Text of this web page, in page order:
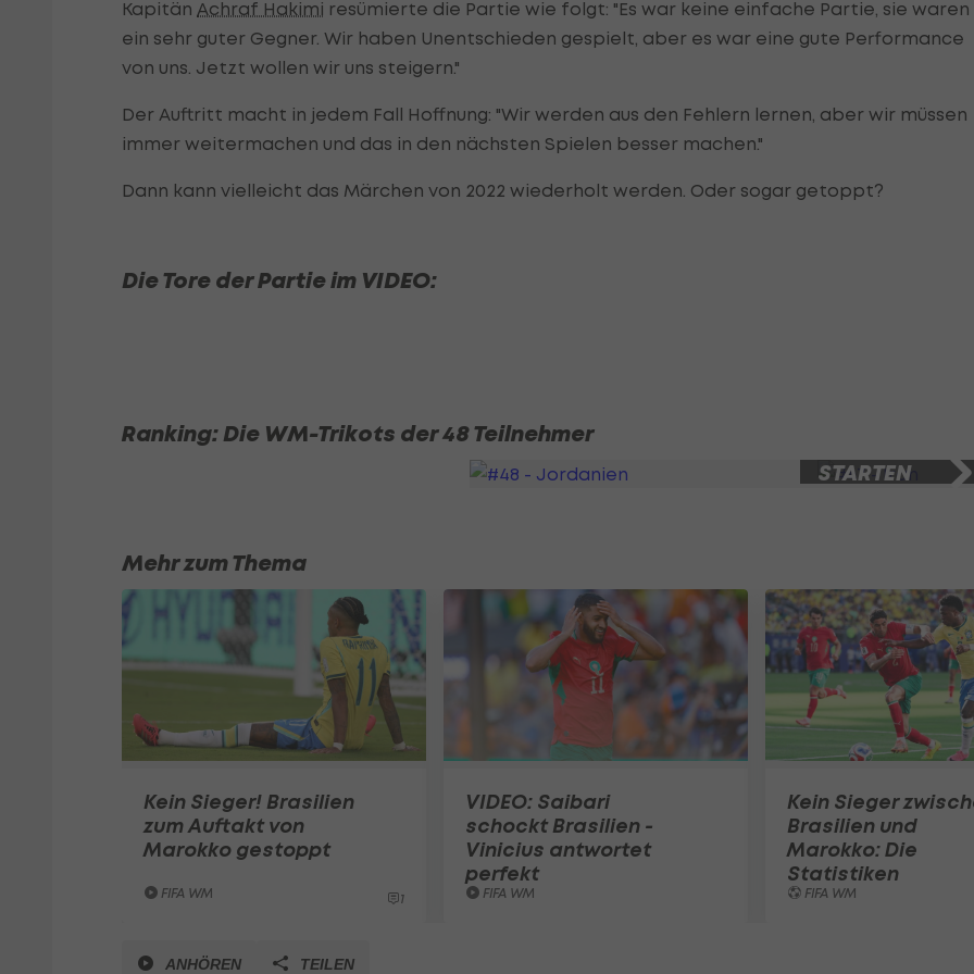
Kapitän Achraf Hakimi resümierte die Partie wie folgt: "Es war keine einfache Partie, sie waren
ein sehr guter Gegner. Wir haben Unentschieden gespielt, aber es war eine gute Performance
von uns. Jetzt wollen wir uns steigern."
Der Auftritt macht in jedem Fall Hoffnung: "Wir werden aus den Fehlern lernen, aber wir müssen
immer weitermachen und das in den nächsten Spielen besser machen."
Dann kann vielleicht das Märchen von 2022 wiederholt werden. Oder sogar getoppt?
Die Tore der Partie im VIDEO:
Ranking: Die WM-Trikots der 48 Teilnehmer
STARTEN
Mehr zum Thema
Kein Sieger! Brasilien
zum Auftakt von
Marokko gestoppt
FIFA WM 1
VIDEO: Saibari
schockt Brasilien -
Vinicius antwortet
perfekt
FIFA WM
Kein Sieger
Brasilien und
Marokko: Die
Statistiken
FIFA WM
ANHÖREN TEILEN